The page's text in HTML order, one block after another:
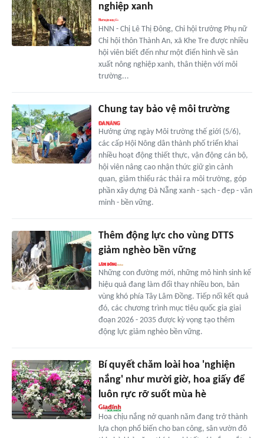
nghiệp xanh
HNN - Chị Lê Thị Đông, Chi hội trưởng Phụ nữ
Chi hội thôn Thành An, xã Khe Tre được nhiều
hội viên biết đến như một điển hình về sản
xuất nông nghiệp xanh, thân thiện với môi
trường...
Chung tay bảo vệ môi trường
Hưởng ứng ngày Môi trường thế giới (5/6),
các cấp Hội Nông dân thành phố triển khai
nhiều hoạt động thiết thực, vận động cán bộ,
hội viên nâng cao nhận thức giữ gìn cảnh
quan, giảm thiểu rác thải ra môi trường, góp
phần xây dựng Đà Nẵng xanh - sạch - đẹp - văn
minh - bền vững.
Thêm động lực cho vùng DTTS
giảm nghèo bền vững
Những con đường mới, những mô hình sinh kế
hiệu quả đang làm đổi thay nhiều bon, bản
vùng khó phía Tây Lâm Đồng. Tiếp nối kết quả
đó, các chương trình mục tiêu quốc gia giai
đoạn 2026 - 2035 được kỳ vọng tạo thêm
động lực giảm nghèo bền vững.
Bí quyết chăm loài hoa 'nghiện
nắng' như mười giờ, hoa giấy để
luôn rực rỡ suốt mùa hè
Hoa chịu nắng nở quanh năm đang trở thành
lựa chọn phổ biến cho ban công, sân vườn đô